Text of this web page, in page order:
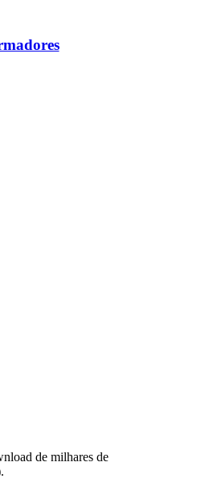
de milhares de